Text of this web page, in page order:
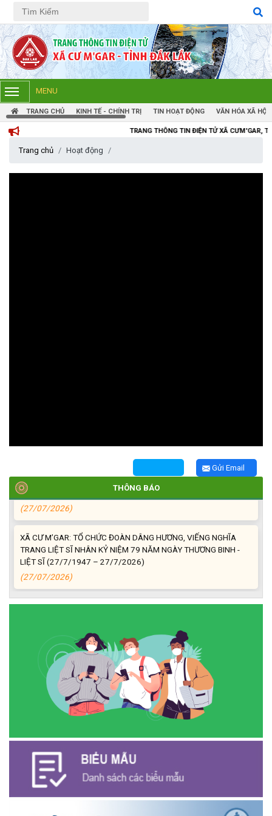
Tiếng Việt Tiếng Anh
MENU
TRANG CHỦ KINH TẾ - CHÍNH TRỊ TIN HOẠT ĐỘNG VĂN HÓA XÃ HỘI
TRANG THÔNG TIN ĐIỆN TỬ XÃ CƯM'GAR, TỈNH ĐẮK LẮK
Trang chủ Hoạt động
Gửi Email
THÔNG BÁO
HỘI NGƯỜI CAO TUỔI XÃ CƯ M’GAR: SƠ KẾT CÔNG TÁC HỘI 6
THÁNG ĐẦU NĂM VÀ KIỆN TOÀN TỔ CHỨC CHI HỘI SAU SÁP
NHẬP
(27/07/2026)
XÃ CƯ M’GAR: TỔ CHỨC ĐOÀN DÂNG HƯƠNG, VIẾNG NGHĨA
TRANG LIỆT SĨ NHÂN KỶ NIỆM 79 NĂM NGÀY THƯƠNG BINH -
LIỆT SĨ (27/7/1947 – 27/7/2026)
(27/07/2026)
ĐỒNG CHÍ PHAN XUÂN LỰC - CHỦ TỊCH UBND XÃ CƯ M’GAR
Phát biểu bế mạc Hội nghị Trung ương 3, khóa XIV của Tổng Bí
thư, Chủ tịch nước Tô Lâm
(26/07/2026)
VAY KÝ QUỸ ĐỐI VỚI NGƯỜI LAO ĐỘNG ĐI LÀM VIỆC TẠI HÀN
QUỐC
(24/07/2026)
BÁ SẢN PHẨM OCOP TẠI TUẦN LỄ NÔNG SẢN VÀ SẢN PHẨM